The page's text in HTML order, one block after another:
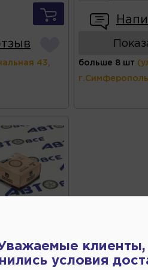
43, больше 8 шт
клиенты,
условия